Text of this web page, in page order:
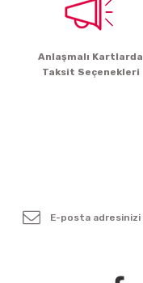
Anlaşmalı Kartlarda
Taksit Seçenekleri